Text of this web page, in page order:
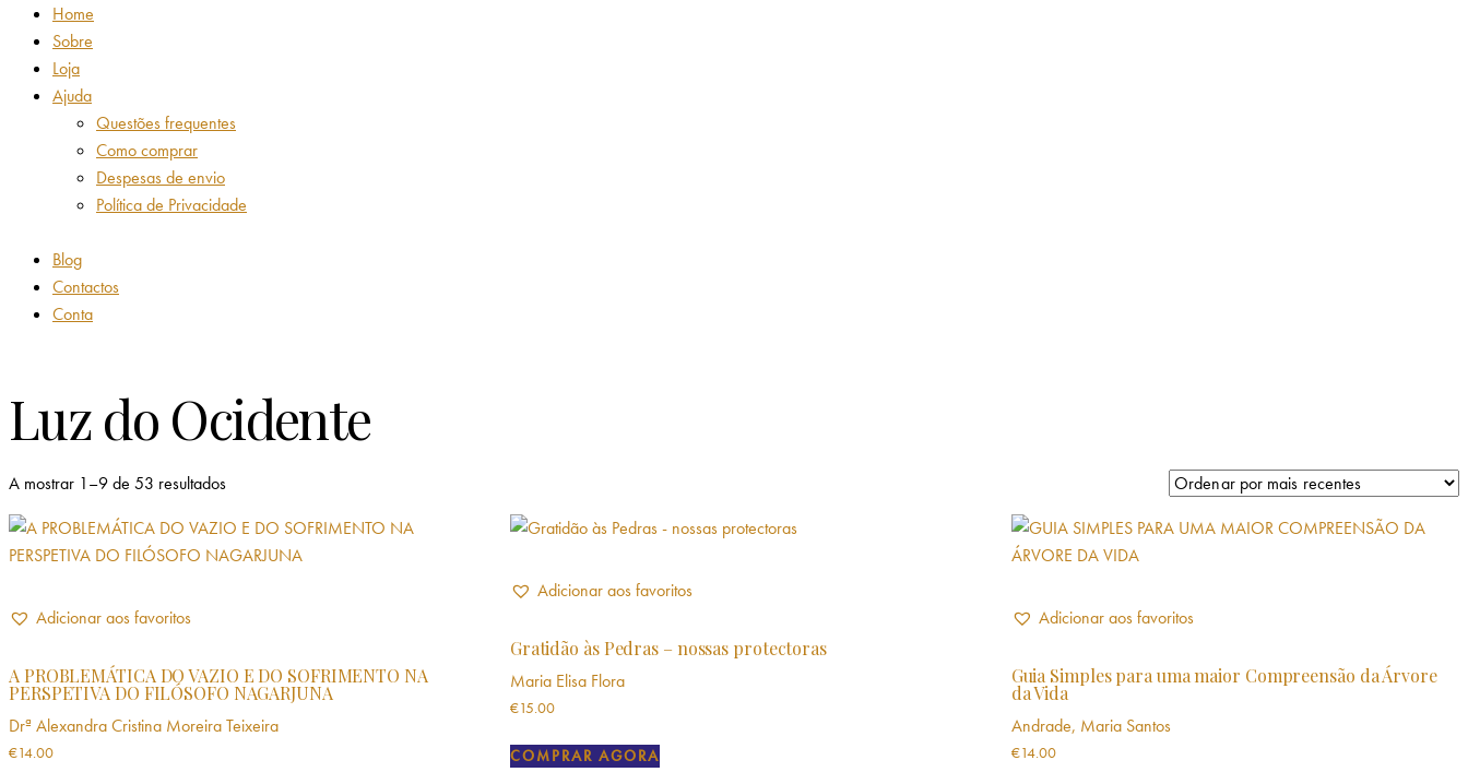
Home
Sobre
Loja
Ajuda
Questões frequentes
Como comprar
Despesas de envio
Política de Privacidade
Blog
Contactos
Conta
Luz do Ocidente
A mostrar 1–9 de 53 resultados
Adicionar aos favoritos
A PROBLEMÁTICA DO VAZIO E DO SOFRIMENTO NA
PERSPETIVA DO FILÓSOFO NAGARJUNA
Drª Alexandra Cristina Moreira Teixeira
€14.00
Adicionar aos favoritos
Gratidão às Pedras – nossas protectoras
Maria Elisa Flora
€15.00
COMPRAR AGORA
Adicionar aos favoritos
Guia Simples para uma maior Compreensão da Árvore
da Vida
Andrade, Maria Santos
€14.00